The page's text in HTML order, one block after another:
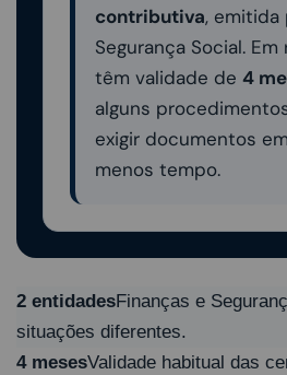
contributiva, emitida
Segurança Social. Em
têm validade de 4
alguns
exigir documentos
menos tempo.
2 entidadesFinanças e
situações diferentes.
4 mesesValidade habitual das